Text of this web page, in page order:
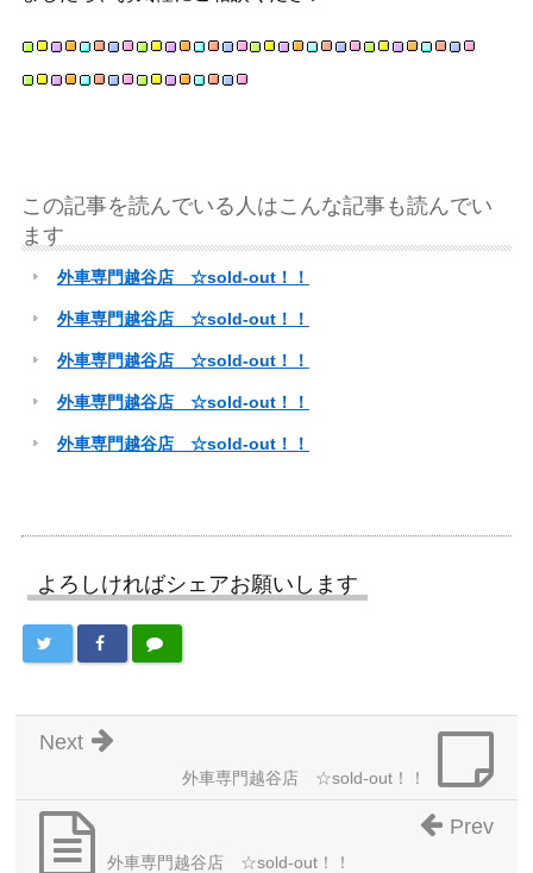
この記事を読んでいる人はこんな記事も読んでい
ます
外車専門越谷店 ☆sold-out！！
外車専門越谷店 ☆sold-out！！
外車専門越谷店 ☆sold-out！！
外車専門越谷店 ☆sold-out！！
外車専門越谷店 ☆sold-out！！
よろしければシェアお願いします
外車専門越谷店 ☆sold-out！！
Next
外車専門越谷店 ☆sold-out！！
Prev